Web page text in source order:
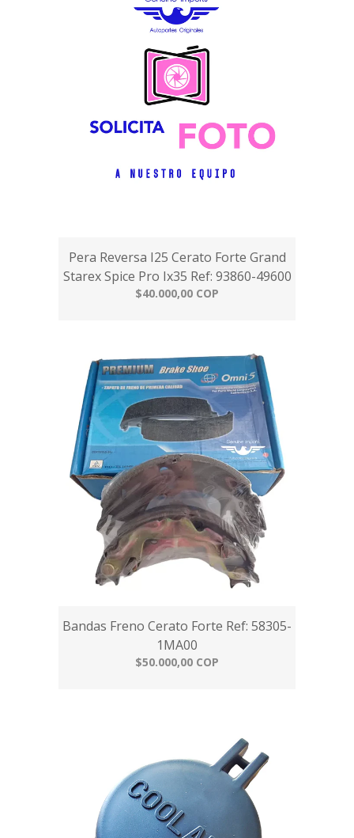
Pera Reversa I25 Cerato Forte Grand
Starex Spice Pro Ix35 Ref: 93860-49600
$40.000,00 COP
Bandas Freno Cerato Forte Ref: 58305-
1MA00
$50.000,00 COP